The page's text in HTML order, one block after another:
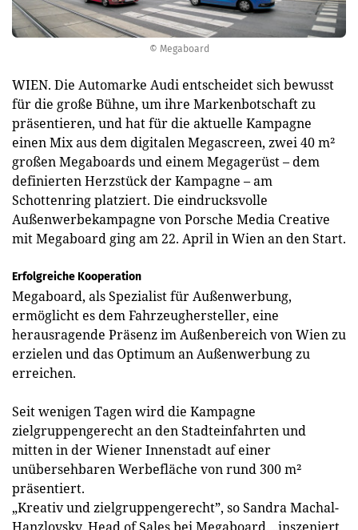
© Megaboard
WIEN. Die Automarke Audi entscheidet sich bewusst
für die große Bühne, um ihre Markenbotschaft zu
präsentieren, und hat für die aktuelle Kampagne
einen Mix aus dem digitalen Megascreen, zwei 40 m²
großen Megaboards und einem Megagerüst – dem
definierten Herzstück der Kampagne – am
Schottenring platziert. Die eindrucksvolle
Außenwerbekampagne von Porsche Media Creative
mit Megaboard ging am 22. April in Wien an den Start.
Erfolgreiche Kooperation
Megaboard, als Spezialist für Außenwerbung,
ermöglicht es dem Fahrzeughersteller, eine
herausragende Präsenz im Außenbereich von Wien zu
erzielen und das Optimum an Außenwerbung zu
erreichen.
Seit wenigen Tagen wird die Kampagne
zielgruppengerecht an den Stadteinfahrten und
mitten in der Wiener Innenstadt auf einer
unübersehbaren Werbe­fläche von rund 300 m²
präsentiert.
„Kreativ und zielgruppengerecht”, so Sandra Machal-
Hanzlovsky, Head of Sales bei Megaboard, „inszeniert